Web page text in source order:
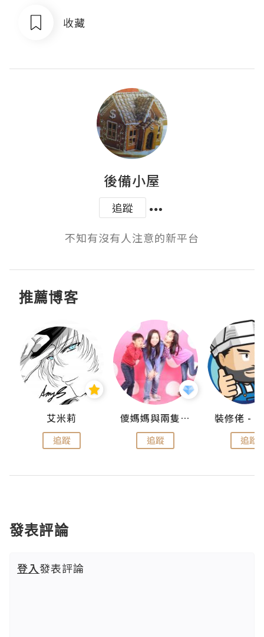
收藏
後備小屋
追蹤
不知有沒有人注意的新平台
推薦博客
艾米莉
追蹤
儍媽媽與兩隻小魔怪之家
追蹤 追蹤
發表評論
登入發表評論